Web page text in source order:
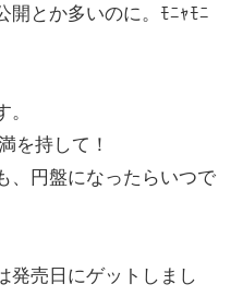
開とか多いのに。ﾓﾆｬﾓﾆ
を持して！
、円盤になったらいつで
発売日にゲットしまし